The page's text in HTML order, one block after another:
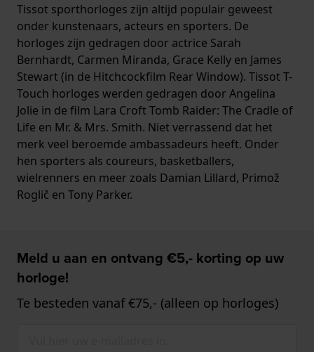
Tissot sporthorloges zijn altijd populair geweest
onder kunstenaars, acteurs en sporters. De
horloges zijn gedragen door actrice Sarah
Bernhardt, Carmen Miranda, Grace Kelly en James
Stewart (in de Hitchcockfilm Rear Window). Tissot T-
Touch horloges werden gedragen door Angelina
Jolie in de film Lara Croft Tomb Raider: The Cradle of
Life en Mr. & Mrs. Smith. Niet verrassend dat het
merk veel beroemde ambassadeurs heeft. Onder
hen sporters als coureurs, basketballers,
wielrenners en meer zoals Damian Lillard, Primož
Roglič en Tony Parker.
Meld u aan en ontvang €5,- korting op uw
horloge!
Te besteden vanaf €75,- (alleen op horloges)